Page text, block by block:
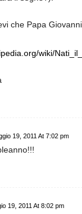
che Papa
wiki/
19, 2011 At 7:02 pm
19, 2011 At 8:02 pm